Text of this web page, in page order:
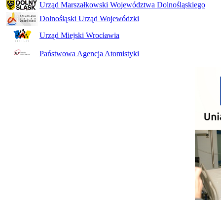
Urząd Marszałkowski Województwa Dolnośląskiego
Dolnośląski Urząd Wojewódzki
Urząd Miejski Wrocławia
Państwowa Agencja Atomistyki